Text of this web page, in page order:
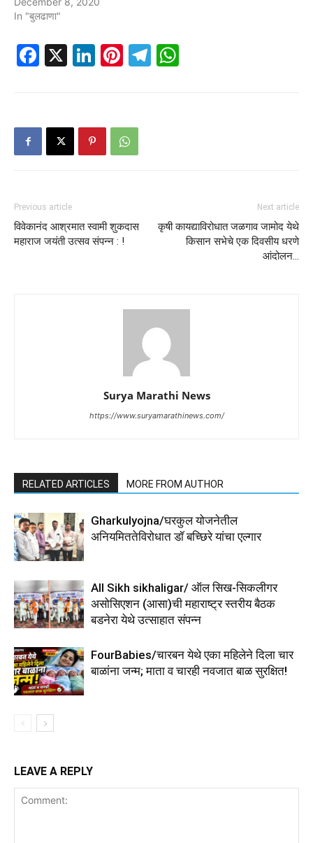
In "बुलढाणा"
Facebook
X LinkedIn
Pinterest
Telegram
Previous article
विवेकानंद आश्रमात स्वामी शुकदास
महाराज जयंती उत्सव संपन्न : !
Next article
कृषी कायद्याविरोधात जळगाव जामोद येथे
किसान सभेचे एक दिवसीय धरणे
आंदोलन…
Surya Marathi News
https://www.suryamarathinews.com/
RELATED ARTICLES MORE FROM AUTHOR
Gharkulyojna/घरकुल योजनेतील
अनियमिततेविरोधात डॉ बच्छिरे यांचा एल्गार
All Sikh sikhaligar/ ऑल सिख-सिकलीगर
असोसिएशन (आसा)ची महाराष्ट्र स्तरीय बैठक
बडनेरा येथे उत्साहात संपन्न
FourBabies/चारबन येथे एका महिलेने दिला चार
बाळांना जन्म; माता व चारही नवजात बाळ सुरक्षित!
LEAVE A REPLY